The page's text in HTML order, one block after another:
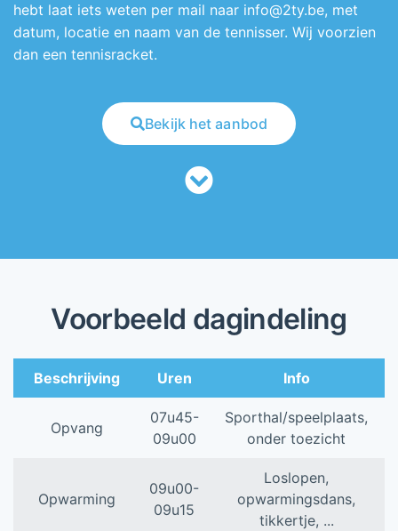
hebt laat iets weten per mail naar info@2ty.be, met
datum, locatie en naam van de tennisser. Wij voorzien
dan een tennisracket.
Bekijk het aanbod
Voorbeeld dagindeling
Beschrijving Uren Info
Opvang
07u45-
09u00
Sporthal/speelplaats,
onder toezicht
Opwarming
09u00-
09u15
Loslopen,
opwarmingsdans,
tikkertje, ...